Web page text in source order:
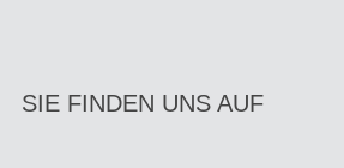
SIE FINDEN UNS AUF